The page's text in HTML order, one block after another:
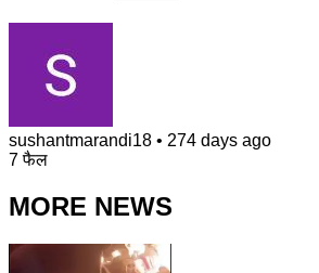
sushantmarandi18 • 274 days ago
7 फैल
MORE NEWS